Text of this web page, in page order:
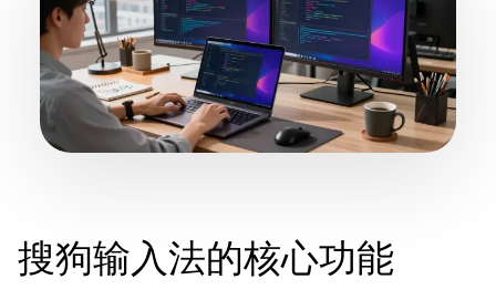
搜狗输入法的核心功能